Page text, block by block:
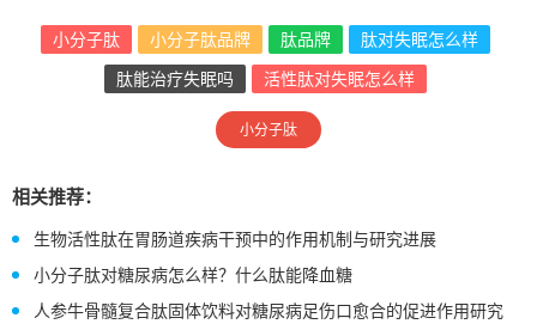
小分子肽 小分子肽品牌 肽品牌
肽对失眠怎么样
肽能治疗失眠吗
活性肽对失眠怎么样
小分子肽
相关推荐：
生物活性肽在胃肠道疾病干预中的作用机制与研究进展
小分子肽对糖尿病怎么样？什么肽能降血糖
人参牛骨髓复合肽固体饮料对糖尿病足伤口愈合的促进作用研究